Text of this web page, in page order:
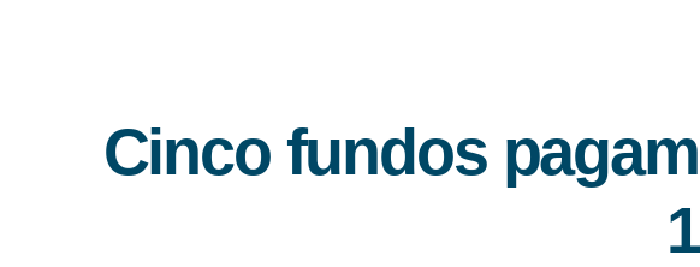
Cinco fundos